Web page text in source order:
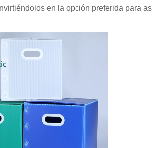
en la opción preferida para